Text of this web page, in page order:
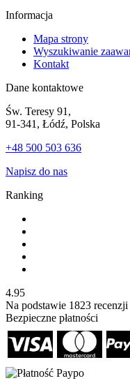
Informacja
Mapa strony
Wyszukiwanie
Kontakt
Dane kontaktowe
Św. Teresy 91,
91-341, Łódź, Polska
+48 500 503 636
Napisz do nas
Ranking
4.95
Na podstawie 1823 recenzji
Bezpieczne płatności